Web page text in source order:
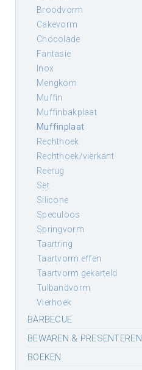
broodvorm
cakevorm
chocolade
fantasie
inox
mengkom
muffin
muffinbakplaat
muffinplaat
rechthoek
rechthoek/vierkant
reerug
set
silicone
speculoos
springvorm
taartring
taartvorm effen
taartvorm gekarteld
tulbandvorm
vierhoek
BARBECUE
BEWAREN & PRESENTEREN
BOEKEN